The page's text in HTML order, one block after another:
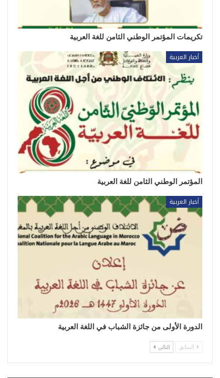
تكريمات المؤتمر الوطني الثامن للغة العربية
أخبار العربية
المؤتمر الوطني الثامن للغة العربية
أخبار العربية
الدورة الأولى من جائزة الشباب في اللغة العربية
السابق التالي